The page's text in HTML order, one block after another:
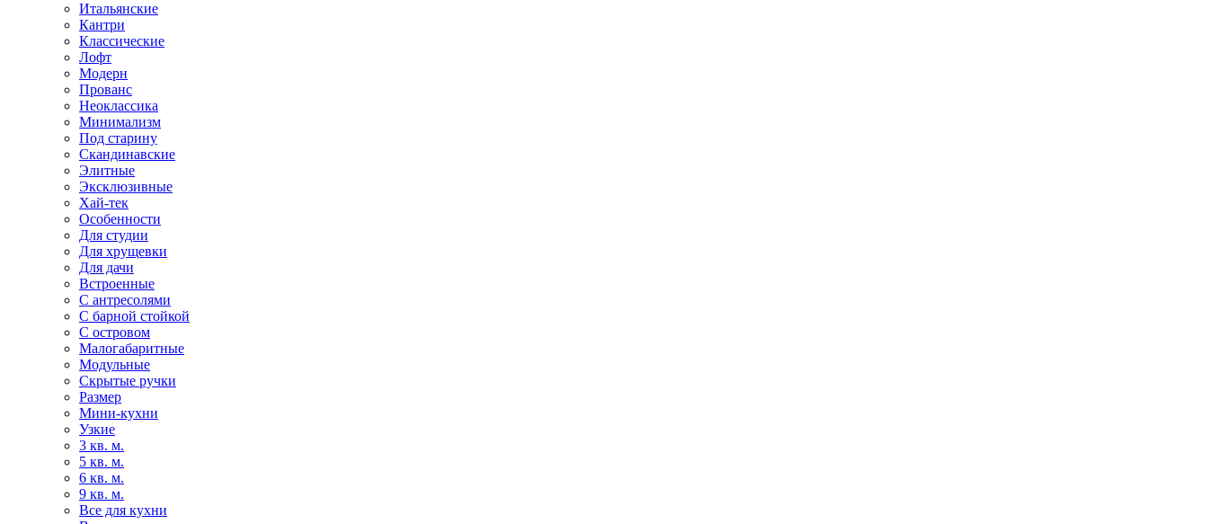
Итальянские
Кантри
Классические
Лофт
Модерн
Прованс
Неоклассика
Минимализм
Под старину
Скандинавские
Элитные
Эксклюзивные
Хай-тек
Особенности
Для студии
Для хрущевки
Для дачи
Встроенные
С антресолями
С барной стойкой
С островом
Малогабаритные
Модульные
Скрытые ручки
Размер
Мини-кухни
Узкие
3 кв. м.
5 кв. м.
6 кв. м.
9 кв. м.
Все для кухни